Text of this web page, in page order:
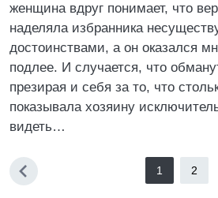
женщина вдруг понимает, что
наделяла избранника
достоинствами, а он оказался
подлее. И случается, что
презирая и себя за то, что
показывала хозяину
видеть…
1 2